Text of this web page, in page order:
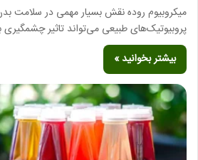
میکروبیوم روده نقش بسیار مهمی در سلامت
پروبیوتیک‌های طبیعی می‌تواند تاثیر چشمگیری
بیشتر بخوانید »